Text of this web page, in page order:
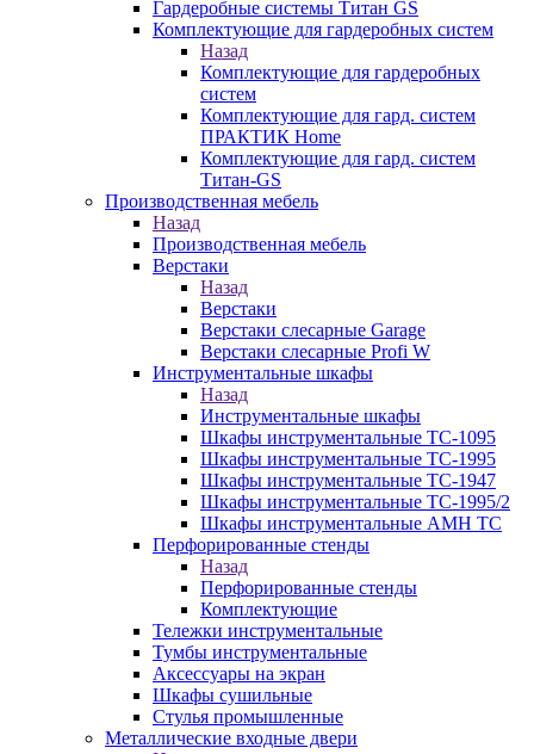
Гардеробные системы Титан GS
Комплектующие для гардеробных систем
Назад
Комплектующие для гардеробных
систем
Комплектующие для гард. систем
ПРАКТИК Home
Комплектующие для гард. систем
Титан-GS
Производственная мебель
Назад
Производственная мебель
Верстаки
Назад
Верстаки
Верстаки слесарные Garage
Верстаки слесарные Profi W
Инструментальные шкафы
Назад
Инструментальные шкафы
Шкафы инструментальные TC-1095
Шкафы инструментальные TC-1995
Шкафы инструментальные TC-1947
Шкафы инструментальные TC-1995/2
Шкафы инструментальные AMH TC
Перфорированные стенды
Назад
Перфорированные стенды
Комплектующие
Тележки инструментальные
Тумбы инструментальные
Аксессуары на экран
Шкафы сушильные
Стулья промышленные
Металлические входные двери